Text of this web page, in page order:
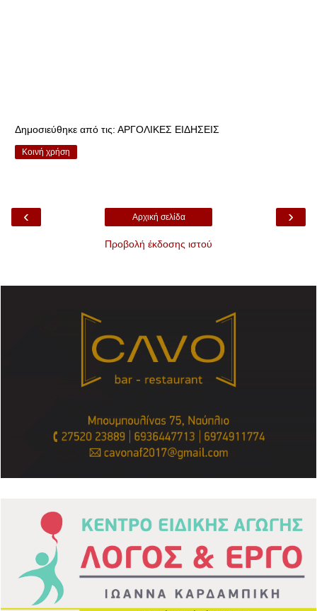
Δημοσιεύθηκε από τις: ΑΡΓΟΛΙΚΕΣ ΕΙΔΗΣΕΙΣ
Κοινή χρήση
‹ ›
Αρχική σελίδα
Προβολή έκδοσης ιστού